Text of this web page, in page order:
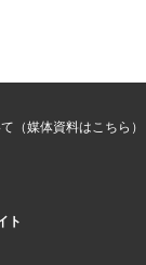
（媒体資料はこちら）
ト